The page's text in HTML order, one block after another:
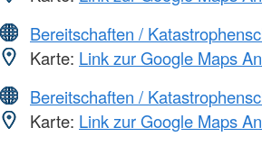
Bereitschaften /
Karte: Link zur Google Maps
Bereitschaften /
Karte: Link zur Google Maps